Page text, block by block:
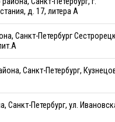
д. 17, литера А
Санкт-Петербург
Санкт-Петербург,
Санкт-Петербург, ул.